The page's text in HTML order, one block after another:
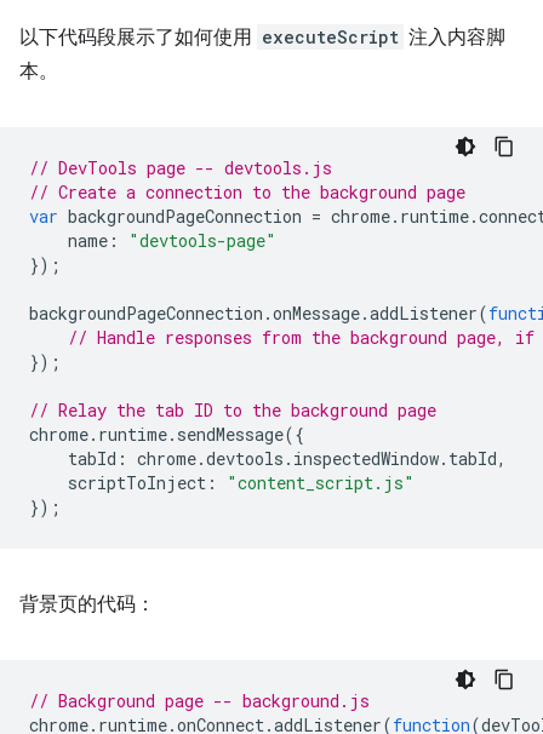
以下代码段展示了如何使用 executeScript 注入内容脚
本。
// DevTools page -- devtools.js
// Create a connection to the background page
var backgroundPageConnection = chrome. runtime.
name :
"devtools-page"
});
backgroundPageConnection .onMessage.addListener(
// Handle responses from the background page, if
});
// Relay the tab ID to the background page
chrome. runtime. sendMessage({
tabId : chrome.devtools . inspectedWindow. tabId,
scriptToInject :
"content_script.js"
});
背景页的代码：
// Background page -- background.js
chrome. runtime.onConnect.addListener(function(